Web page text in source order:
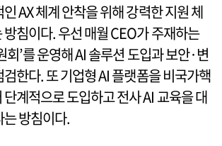
AX 체계 안착을 위해 강력한 지원 체
침이다. 우선 매월 CEO가 주재하는
회’를 운영해 AI 솔루션 도입과 보안·변
한다. 또 기업형 AI 플랫폼을 비국가핵
계적으로 도입하고 전사 AI 교육을 대
방침이다.